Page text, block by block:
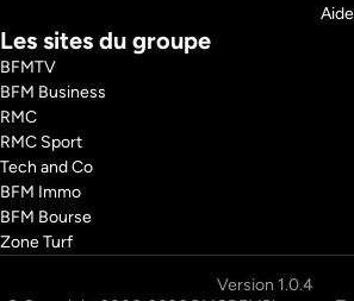
Les sites du groupe
BFMTV
BFM Business
RMC
RMC Sport
Tech and Co
BFM Immo
BFM Bourse
Zone Turf